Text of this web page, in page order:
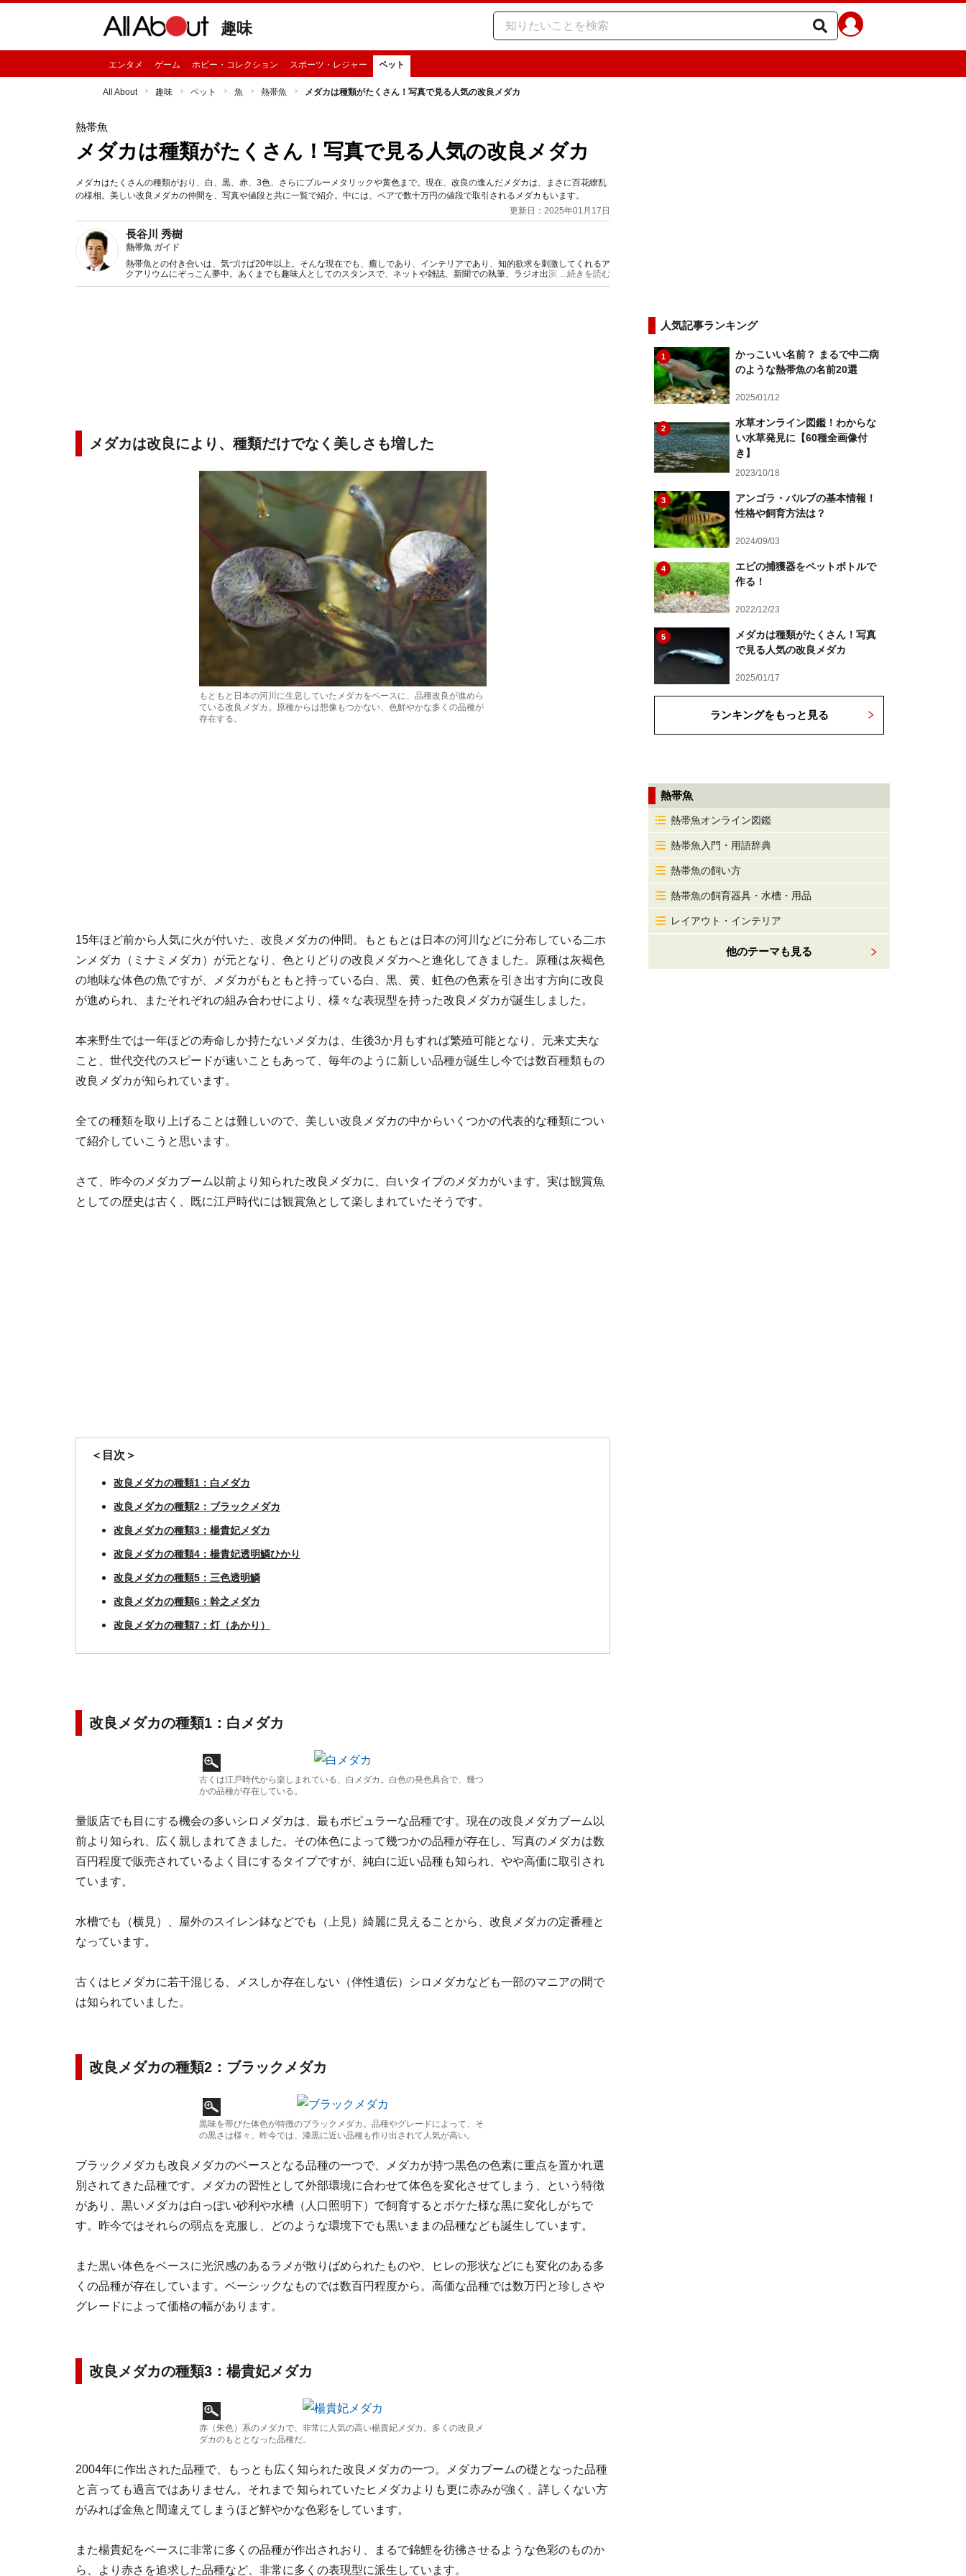
趣味
エンタメ ゲーム ホビー・コレクション スポーツ・レジャー ペット
All About 趣味 ペット 魚 熱帯魚 メダカは種類がたくさん！写真で見る人気の改良メダカ
熱帯魚
メダカは種類がたくさん！写真で見る人気の改良メダカ
メダカはたくさんの種類がおり、白、黒、赤、3色、さらにブルーメタリックや黄色まで。現在、改良の進んだメダカは、まさに百花繚乱
の様相。美しい改良メダカの仲間を、写真や値段と共に一覧で紹介。中には、ペアで数十万円の値段で取引されるメダカもいます。
更新日：2025年01月17日
長谷川 秀樹
熱帯魚 ガイド
熱帯魚との付き合いは、気づけば20年以上。そんな現在でも、癒しであり、インテリアであり、知的欲求を刺激してくれるア
クアリウムにぞっこん夢中。あくまでも趣味人としてのスタンスで、ネットや雑誌、新聞での執筆、ラジオ出演、熱帯魚の撮
影などをこなす。直近では、熱帯魚映像図鑑（DVD）の監修解説を行なう。
...続きを読む
メダカは改良により、種類だけでなく美しさも増した
もともと日本の河川に生息していたメダカをベースに、品種改良が進めら
ている改良メダカ。原種からは想像もつかない、色鮮やかな多くの品種が
存在する。
15年ほど前から人気に火が付いた、改良メダカの仲間。もともとは日本の河川などに分布している二ホ
ンメダカ（ミナミメダカ）が元となり、色とりどりの改良メダカへと進化してきました。原種は灰褐色
の地味な体色の魚ですが、メダカがもともと持っている白、黒、黄、虹色の色素を引き出す方向に改良
が進められ、またそれぞれの組み合わせにより、様々な表現型を持った改良メダカが誕生しました。
本来野生では一年ほどの寿命しか持たないメダカは、生後3か月もすれば繁殖可能となり、元来丈夫な
こと、世代交代のスピードが速いこともあって、毎年のように新しい品種が誕生し今では数百種類もの
改良メダカが知られています。
全ての種類を取り上げることは難しいので、美しい改良メダカの中からいくつかの代表的な種類につい
て紹介していこうと思います。
さて、昨今のメダカブーム以前より知られた改良メダカに、白いタイプのメダカがいます。実は観賞魚
としての歴史は古く、既に江戸時代には観賞魚として楽しまれていたそうです。
＜目次＞
改良メダカの種類1：白メダカ
改良メダカの種類2：ブラックメダカ
改良メダカの種類3：楊貴妃メダカ
改良メダカの種類4：楊貴妃透明鱗ひかり
改良メダカの種類5：三色透明鱗
改良メダカの種類6：幹之メダカ
改良メダカの種類7：灯（あかり）
改良メダカの種類1：白メダカ
古くは江戸時代から楽しまれている、白メダカ。白色の発色具合で、幾つ
かの品種が存在している。
量販店でも目にする機会の多いシロメダカは、最もポピュラーな品種です。現在の改良メダカブーム以
前より知られ、広く親しまれてきました。その体色によって幾つかの品種が存在し、写真のメダカは数
百円程度で販売されているよく目にするタイプですが、純白に近い品種も知られ、やや高価に取引され
ています。
水槽でも（横見）、屋外のスイレン鉢などでも（上見）綺麗に見えることから、改良メダカの定番種と
なっています。
古くはヒメダカに若干混じる、メスしか存在しない（伴性遺伝）シロメダカなども一部のマニアの間で
は知られていました。
改良メダカの種類2：ブラックメダカ
黒味を帯びた体色が特徴のブラックメダカ。品種やグレードによって、そ
の黒さは様々。昨今では、漆黒に近い品種も作り出されて人気が高い。
ブラックメダカも改良メダカのベースとなる品種の一つで、メダカが持つ黒色の色素に重点を置かれ選
別されてきた品種です。メダカの習性として外部環境に合わせて体色を変化させてしまう、という特徴
があり、黒いメダカは白っぽい砂利や水槽（人口照明下）で飼育するとボケた様な黒に変化しがちで
す。昨今ではそれらの弱点を克服し、どのような環境下でも黒いままの品種なども誕生しています。
また黒い体色をベースに光沢感のあるラメが散りばめられたものや、ヒレの形状などにも変化のある多
くの品種が存在しています。ベーシックなものでは数百円程度から。高価な品種では数万円と珍しさや
グレードによって価格の幅があります。
改良メダカの種類3：楊貴妃メダカ
赤（朱色）系のメダカで、非常に人気の高い楊貴妃メダカ。多くの改良メ
ダカのもととなった品種だ。
2004年に作出された品種で、もっとも広く知られた改良メダカの一つ。メダカブームの礎となった品種
と言っても過言ではありません。それまで 知られていたヒメダカよりも更に赤みが強く、詳しくない方
がみれば金魚と間違えてしまうほど鮮やかな色彩をしています。
また楊貴妃をベースに非常に多くの品種が作出されおり、まるで錦鯉を彷彿させるような色彩のものか
ら、より赤さを追求した品種など、非常に多くの表現型に派生しています。
人気記事ランキング
1
かっこいい名前？ まるで中二病
のような熱帯魚の名前20選
2025/01/12
2
水草オンライン図鑑！わからな
い水草発見に【60種全画像付
き】
2023/10/18
3
アンゴラ・バルブの基本情報！
性格や飼育方法は？
2024/09/03
4
エビの捕獲器をペットボトルで
作る！
2022/12/23
5
メダカは種類がたくさん！写真
で見る人気の改良メダカ
2025/01/17
ランキングをもっと見る
熱帯魚
熱帯魚オンライン図鑑
熱帯魚入門・用語辞典
熱帯魚の飼い方
熱帯魚の飼育器具・水槽・用品
レイアウト・インテリア
他のテーマも見る